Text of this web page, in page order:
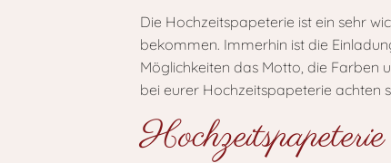
Die Hochzeitspapeterie ist ein sehr
bekommen. Immerhin ist die
Möglichkeiten das Motto, die Farben
bei eurer Hochzeitspapeterie achten